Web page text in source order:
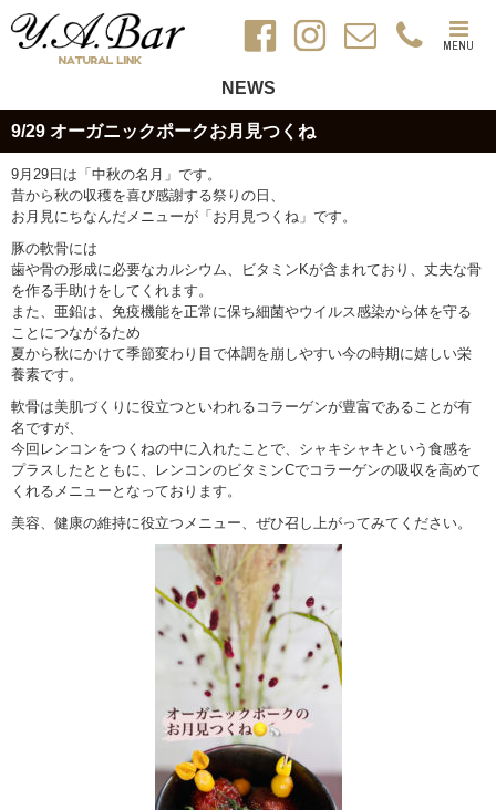
MENU
NEWS
9/29 オーガニックポークお月見つくね
9月29日は「中秋の名月」です。
昔から秋の収穫を喜び感謝する祭りの日、
お月見にちなんだメニューが「お月見つくね」です。
豚の軟骨には
歯や骨の形成に必要なカルシウム、ビタミンKが含まれており、丈夫な骨
を作る手助けをしてくれます。
また、亜鉛は、免疫機能を正常に保ち細菌やウイルス感染から体を守る
ことにつながるため
夏から秋にかけて季節変わり目で体調を崩しやすい今の時期に嬉しい栄
養素です。
軟骨は美肌づくりに役立つといわれるコラーゲンが豊富であることが有
名ですが、
今回レンコンをつくねの中に入れたことで、シャキシャキという食感を
プラスしたとともに、レンコンのビタミンCでコラーゲンの吸収を高めて
くれるメニューとなっております。
美容、健康の維持に役立つメニュー、ぜひ召し上がってみてください。